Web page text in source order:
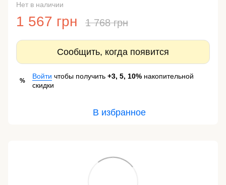
Нет в наличии
1 567 грн 1 768 грн
Сообщить, когда появится
%
Войти чтобы получить +3, 5, 10% накопительной
скидки
В избранное